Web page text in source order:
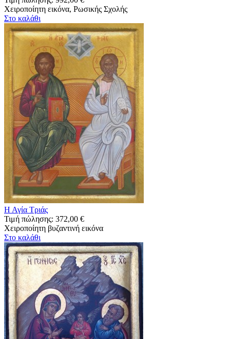
Χειροποίητη εικόνα, Ρωσικής Σχολής
Στο καλάθι
Η Αγία Τριάς
Τιμή πώλησης: 372,00 €
Χειροποίητη βυζαντινή εικόνα
Στο καλάθι